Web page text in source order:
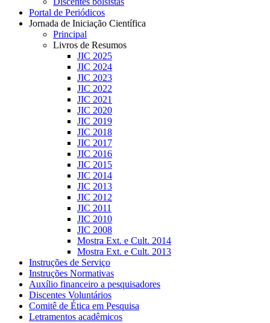
Portal de Periódicos
Jornada de Iniciação Científica
Principal
Livros de Resumos
JIC 2025
JIC 2024
JIC 2023
JIC 2022
JIC 2021
JIC 2020
JIC 2019
JIC 2018
JIC 2017
JIC 2016
JIC 2015
JIC 2014
JIC 2013
JIC 2012
JIC 2011
JIC 2010
JIC 2008
Mostra Ext. e Cult. 2014
Mostra Ext. e Cult. 2013
Instruções de Serviço
Instruções Normativas
Auxílio financeiro a pesquisadores
Discentes Voluntários
Comitê de Ética em Pesquisa
Letramentos acadêmicos